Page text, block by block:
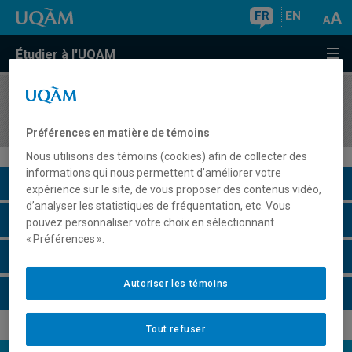
FR EN
Étudier à l'UQAM
COURS//
Description du cours
Horaire - Été 2026
Préférences en matière de témoins
Nous utilisons des témoins (cookies) afin de collecter des
informations qui nous permettent d’améliorer votre
expérience sur le site, de vous proposer des contenus vidéo,
d’analyser les statistiques de fréquentation, etc. Vous
pouvez personnaliser votre choix en sélectionnant
« Préférences ».
Tout refuser
Autoriser les témoins